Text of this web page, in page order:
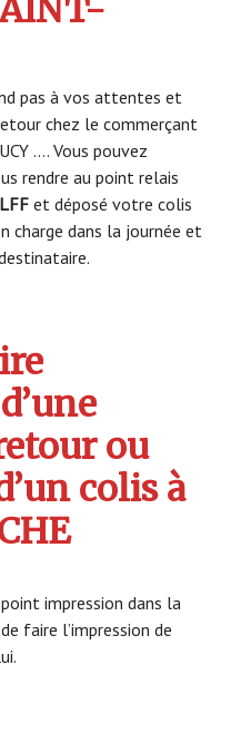
pas à vos attentes et
chez le commerçant
…. Vous pouvez
rendre au point relais
et déposé votre colis
charge dans la journée et
ou
colis à
point impression dans la
faire l’impression de